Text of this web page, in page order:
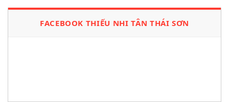
FACEBOOK THIẾU NHI TÂN THÁI SƠN